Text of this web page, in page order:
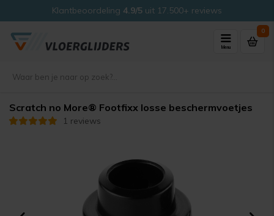
Klantbeoordeling 4.9/5 uit 17.500+ reviews
Menu
0
Scratch no More® Footfixx losse beschermvoetjes
1 reviews